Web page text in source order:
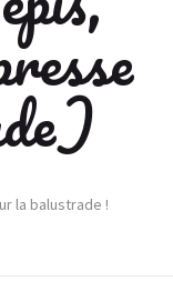
la balustrade !